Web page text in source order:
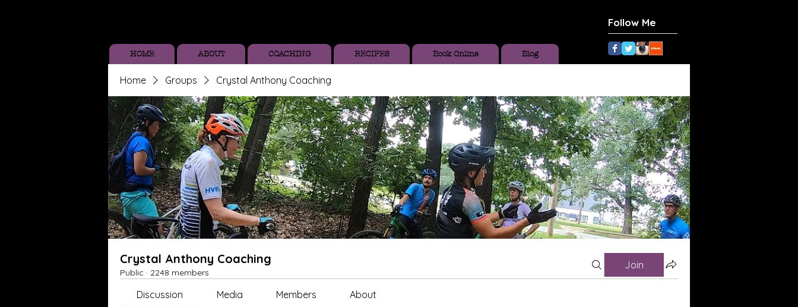
Follow Me
HOME ABOUT COACHING RECIPES Book Online Blog
Home Groups Crystal Anthony Coaching
Crystal Anthony Coaching
Public · 2248 members
Join
Discussion Media Members About